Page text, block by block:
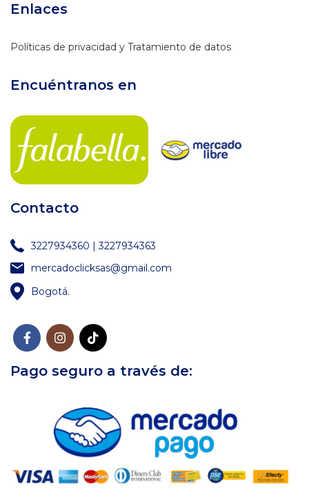
Enlaces
Políticas de privacidad y Tratamiento de datos
Encuéntranos en
Contacto
3227934360 | 3227934363
mercadoclicksas@gmail.com
Bogotá.
Pago seguro a través de: